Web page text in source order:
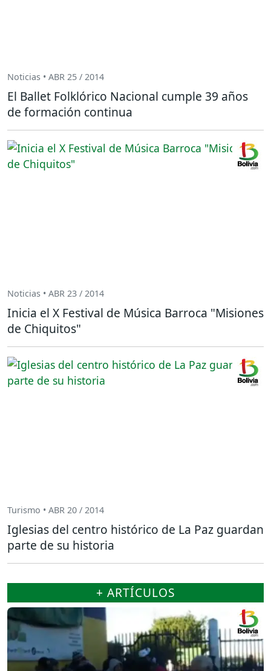
Noticias • ABR 25 / 2014
El Ballet Folklórico Nacional cumple 39 años
de formación continua
Noticias • ABR 23 / 2014
Inicia el X Festival de Música Barroca "Misiones
de Chiquitos"
Turismo • ABR 20 / 2014
Iglesias del centro histórico de La Paz guardan
parte de su historia
+ ARTÍCULOS